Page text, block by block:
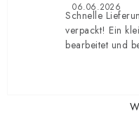
06.06.2026
Schnelle
verpackt! Ein
bearbeitet und